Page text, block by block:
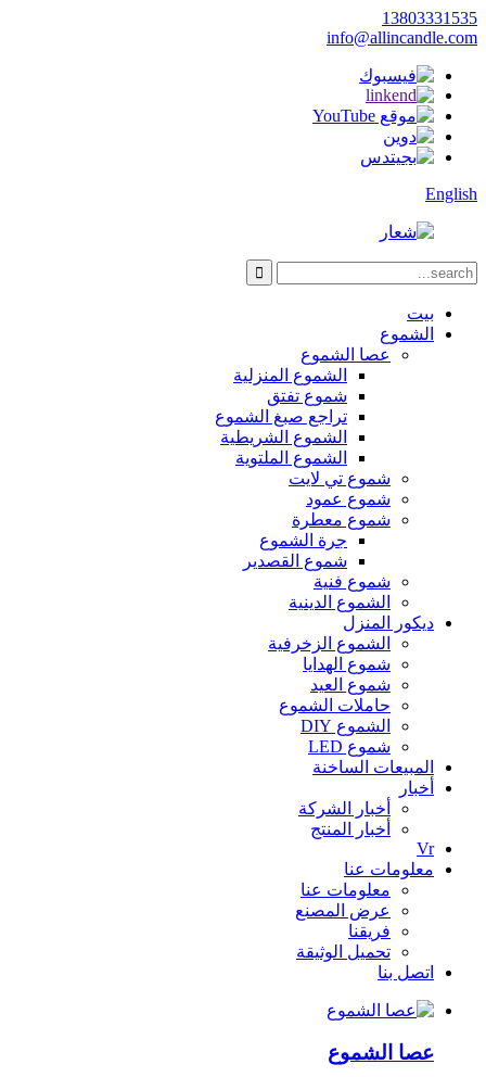
13803331535
info@allincandle.com
English
بيت
الشموع
عصا الشموع
الشموع المنزلية
شموع تفتق
تراجع صبغ الشموع
الشموع الشريطية
الشموع الملتوية
شموع تي لايت
شموع عمود
شموع معطرة
جرة الشموع
شموع القصدير
شموع فنية
الشموع الدينية
ديكور المنزل
الشموع الزخرفية
شموع الهدايا
شموع العيد
حاملات الشموع
الشموع DIY
شموع LED
المبيعات الساخنة
أخبار
أخبار الشركة
أخبار المنتج
Vr
معلومات عنا
معلومات عنا
عرض المصنع
فريقنا
تحميل الوثيقة
اتصل بنا
عصا الشموع